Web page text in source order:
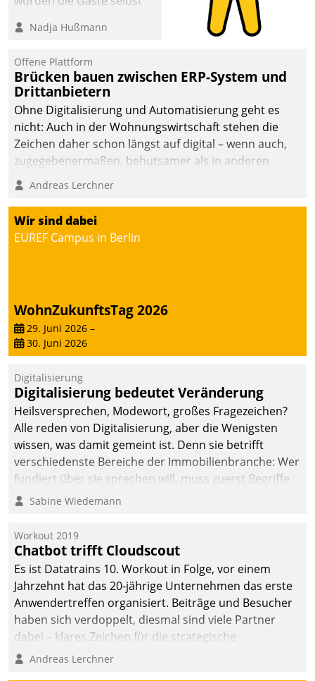
methodisch
Quartier. Dazwischen
zeigte Datatrain, was es
Neues zu bieten hat.
Nadja Hußmann
Offene Plattform
Brücken bauen zwischen ERP-System und
Drittanbietern
Ohne Digitalisierung und Automatisierung geht es
nicht: Auch in der Wohnungswirtschaft stehen die
Zeichen daher schon längst auf digital – wenn auch,
zugegebenermaßen, behutsamer als in anderen
Branchen.
Andreas Lerchner
Wir sind dabei
EUREF Campus in Berlin
WohnZukunftsTag 2026
29. Juni 2026 –
30. Juni 2026
Digitalisierung
Digitalisierung bedeutet Veränderung
Heilsversprechen, Modewort, großes Fragezeichen?
Alle reden von Digitalisierung, aber die Wenigsten
wissen, was damit gemeint ist. Denn sie betrifft
verschiedenste Bereiche der Immobilienbranche: Wer
fundiert über sie sprechen will, muss zuerst Begriffe
klären. Ein Aspekt ist die betriebliche Optimierung:
Einsparungen durch optimierte und automatisierte
Prozesse. Doch man darf nicht zu viel erwarten: Allein
mit der Einführung einer neuen Software ist es nicht
getan. Die Digitalisierung erfordert von Unternehmen
die Bereitschaft, sich zu überprüfen, zu hinterfragen
und zu verändern.
Sabine Wiedemann
Workout 2019
Chatbot trifft Cloudscout
Es ist Datatrains 10. Workout in Folge, vor einem
Jahrzehnt hat das 20-jährige Unternehmen das erste
Anwendertreffen organisiert. Beiträge und Besucher
haben sich verdoppelt, diesmal sind viele Partner
dabei – klares Zeichen für die strategische
Fokussierung auf den Kunden.
Andreas Lerchner